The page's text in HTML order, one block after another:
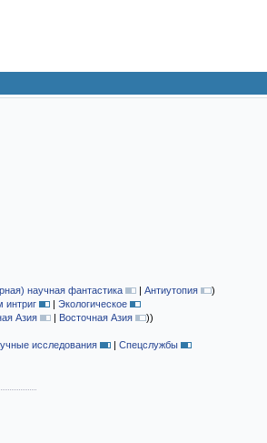
научная фантастика | Антиутопия
)
интриг | Экологическое
Азия | Восточная Азия ))
исследования | Спецслужбы